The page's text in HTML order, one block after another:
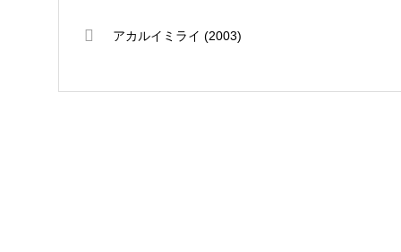
アカルイミライ (2003)